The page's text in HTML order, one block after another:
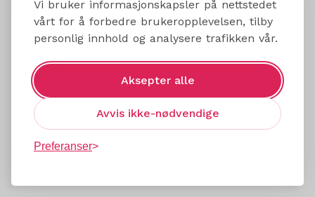
Vi bruker informasjonskapsler på nettstedet
vårt for å forbedre brukeropplevelsen, tilby
personlig innhold og analysere trafikken vår.
Aksepter alle
Avvis ikke-nødvendige
Preferanser